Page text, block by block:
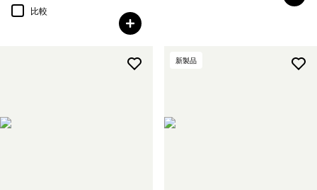
比較
新製品